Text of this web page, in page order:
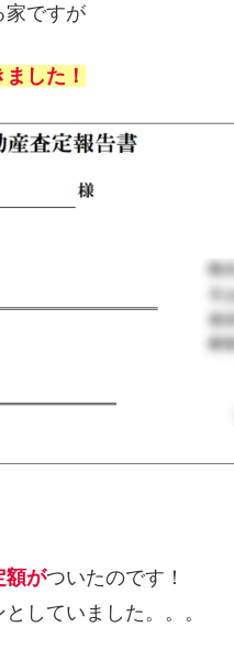
家ですが
した！
額がついたのです！
していました。。。